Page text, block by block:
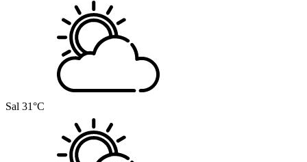
Sal 31°C